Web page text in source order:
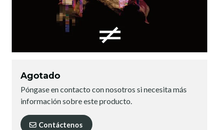
Agotado
Póngase en contacto con nosotros si necesita más
información sobre este producto.
Contáctenos